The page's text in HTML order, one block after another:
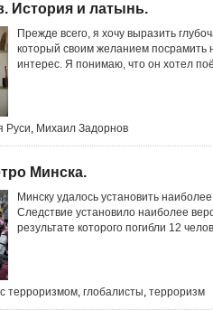
История и латынь.
Прежде всего, я хочу выразить
который своим желанием
интерес. Я понимаю, что он хотел
Руси, Михаил Задорнов
Минска.
Минску удалось установить
Следствие установило наиболее
результате которого погибли 12
терроризмом, глобалисты, терроризм